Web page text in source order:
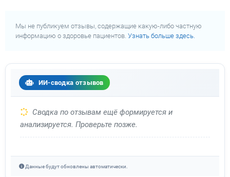
Мы не публикуем отзывы, содержащие какую-либо частную
информацию о здоровье пациентов. Узнать больше здесь.
ИИ-сводка отзывов
Сводка по отзывам ещё формируется и
анализируется. Проверьте позже.
Данные будут обновлены автоматически.